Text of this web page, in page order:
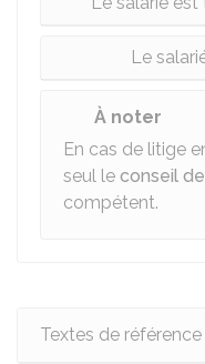
Le
À noter
En cas de litige
seul le conseil
compétent.
Textes de référence